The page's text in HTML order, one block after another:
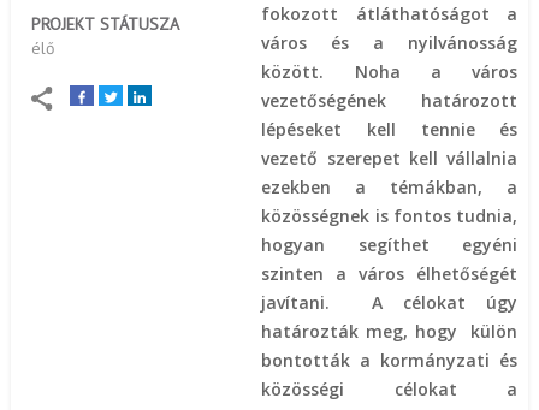
PROJEKT STÁTUSZA
élő
fokozott átláthatóságot a
város és a nyilvánosság
között. Noha a város
vezetőségének határozott
lépéseket kell tennie és
vezető szerepet kell vállalnia
ezekben a témákban, a
közösségnek is fontos tudnia,
hogyan segíthet egyéni
szinten a város élhetőségét
javítani. A célokat úgy
határozták meg, hogy külön
bontották a kormányzati és
közösségi célokat a